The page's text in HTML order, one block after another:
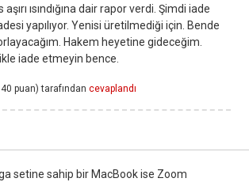
ısındığına dair rapor verdi. Şimdi iade
yapılıyor. Yenisi üretilmediği için. Bende
Hakem heyetine gideceğim.
iade etmeyin bence.
puan) tarafından cevaplandı
setine sahip bir MacBook ise Zoom